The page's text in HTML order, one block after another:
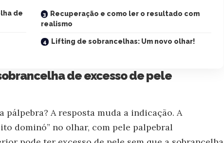
de
Recuperação e como ler o resultado com
realismo
Lifting de sobrancelhas: Um novo olhar!
de excesso de pele
pálpebra? A resposta muda a indicação. A
dominó” no olhar, com pele palpebral